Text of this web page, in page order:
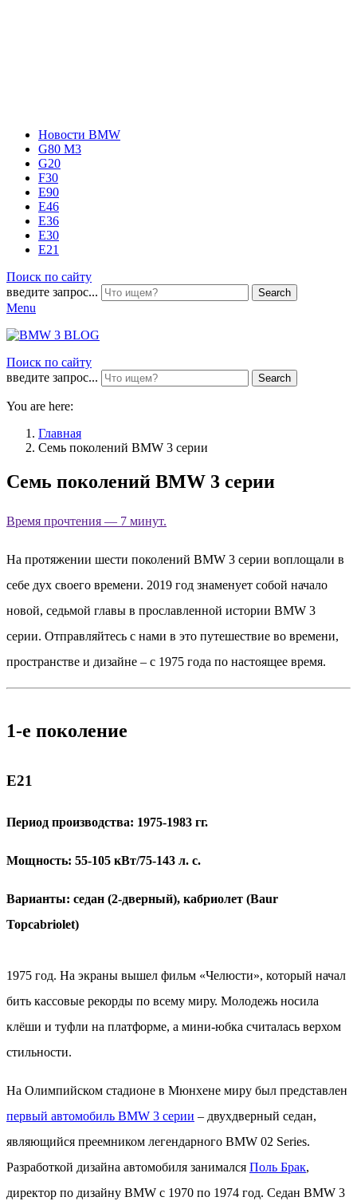
Новости BMW
G80 M3
G20
F30
E90
E46
E36
E30
E21
Поиск по сайту
введите запрос...
Search
Menu
Поиск по сайту
введите запрос...
Search
You are here:
Главная
Семь поколений BMW 3 серии
Семь поколений BMW 3 серии
Время прочтения — 7 минут.
На протяжении шести поколений BMW 3 серии воплощали в
себе дух своего времени. 2019 год знаменует собой начало
новой, седьмой главы в прославленной истории BMW 3
серии. Отправляйтесь с нами в это путешествие во времени,
пространстве и дизайне – с 1975 года по настоящее время.
1-е поколение
Е21
Период производства: 1975-1983 гг.
Мощность: 55-105 кВт/75-143 л. с.
Варианты: седан (2-дверный), кабриолет (Baur
Topcabriolet)
1975 год. На экраны вышел фильм «Челюсти», который начал
бить кассовые рекорды по всему миру. Молодежь носила
клёши и туфли на платформе, а мини-юбка считалась верхом
стильности.
На Олимпийском стадионе в Мюнхене миру был представлен
первый автомобиль BMW 3 серии – двухдверный седан,
являющийся преемником легендарного BMW 02 Series.
Разработкой дизайна автомобиля занимался Поль Брак,
директор по дизайну BMW с 1970 по 1974 год. Седан BMW 3